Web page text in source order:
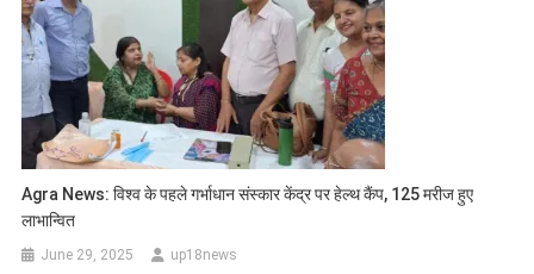
Agra News: विश्व के पहले गर्भाधान संस्कार केंद्र पर हेल्थ कैंप, 125 मरीज हुए
लाभान्वित
June 29, 2025 up18news